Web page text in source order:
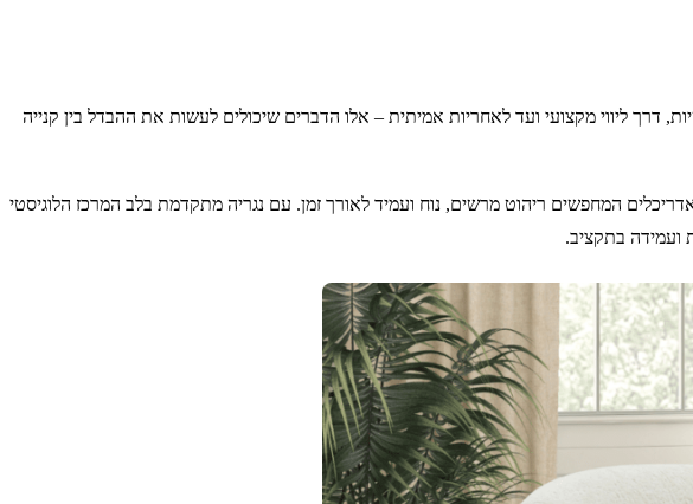
ליווי מקצועי ועד לאחריות אמיתית – אלו הדברים שיכולים לעשות את ההבדל בין קנייה
המחפשים ריהוט מרשים, נוח ועמיד לאורך זמן. עם נגריה מתקדמת בלב המרכז הלוגיסטי
ועמידה בתקציב.